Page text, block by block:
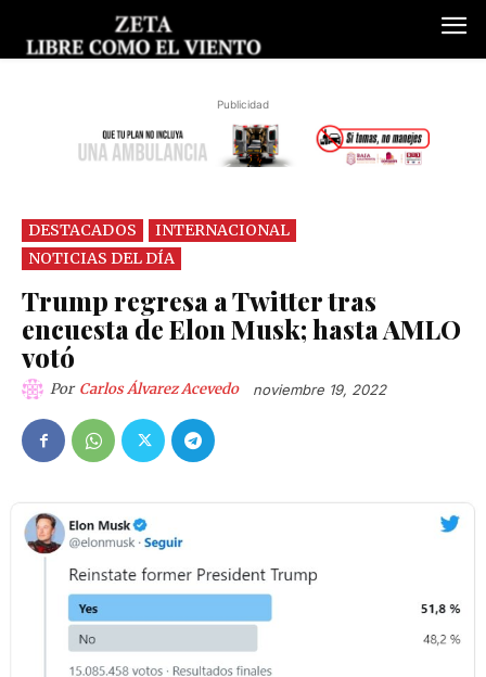
Publicidad
DESTACADOS
INTERNACIONAL
NOTICIAS DEL DÍA
Trump regresa a Twitter tras
encuesta de Elon Musk; hasta AMLO
votó
Por Carlos Álvarez Acevedo noviembre 19, 2022